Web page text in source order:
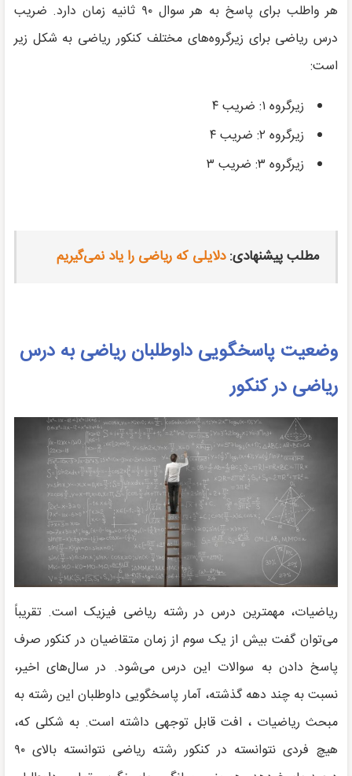
هر واطلب برای پاسخ به هر سوال ۹۰ ثانیه زمان دارد. ضریب
درس ریاضی برای زیرگروه‌های مختلف کنکور ریاضی به شکل زیر
است:
زیرگروه ۱: ضریب ۴
زیرگروه ۲: ضریب ۴
زیرگروه ۳: ضریب ۳
مطلب پیشنهادی:دلایلی که ریاضی را یاد نمی‌گیریم
وضعیت پاسخگویی داوطلبان ریاضی به درس
ریاضی در کنکور
ریاضیات، مهمترین درس در رشته ریاضی فیزیک است. تقریباً
می‌توان گفت بیش از یک سوم از زمان متقاضیان در کنکور صرف
پاسخ دادن به سوالات این درس می‌شود. در سال‌های اخیر،
نسبت به چند دهه‌ گذشته، آمار پاسخگویی داوطلبان این رشته به
مبحث ریاضیات ، افت قابل توجهی داشته است. به شکلی که،
هیچ فردی نتوانسته در کنکور رشته ریاضی نتوانسته بالای ۹۰